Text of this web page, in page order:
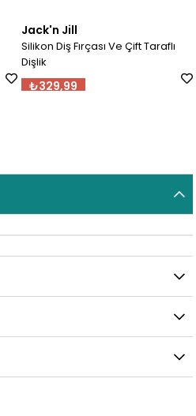
Jack'n Jill
Silikon Diş Fırçası Ve Çift Taraflı
Dişlik
₺329,99